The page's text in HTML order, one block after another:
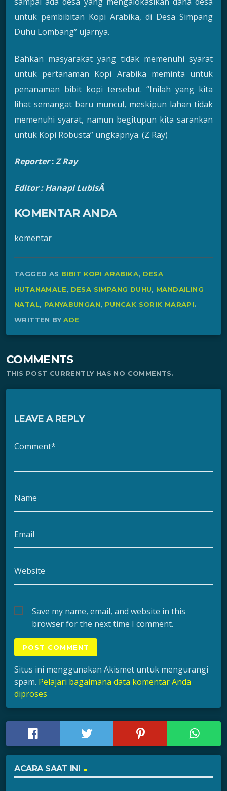
untuk pembibitan Kopi Arabika, di Desa Simpang
Duhu Lombang” ujarnya.
Bahkan masyarakat yang tidak memenuhi syarat
untuk pertanaman Kopi Arabika meminta untuk
penanaman bibit kopi tersebut. “Inilah yang kita
lihat semangat baru muncul, meskipun lahan tidak
memenuhi syarat, namun begitupun kita sarankan
untuk Kopi Robusta” ungkapnya. (Z Ray)
Reporter:Z Ray
Editor : Hanapi LubisÂ
KOMENTAR ANDA
komentar
TAGGED AS BIBIT KOPI ARABIKA, DESA
HUTANAMALE, DESA SIMPANG DUHU, MANDAILING
NATAL, PANYABUNGAN, PUNCAK SORIK MARAPI.
WRITTEN BYADE
COMMENTS
THIS POST CURRENTLY HAS NO COMMENTS.
LEAVE A REPLY
Comment*
Name
Email
Website
Save my name, email, and website in this
browser for the next time I comment.
Situs ini menggunakan Akismet untuk mengurangi
spam. Pelajari bagaimana data komentar Anda
diproses
ACARA SAAT INI